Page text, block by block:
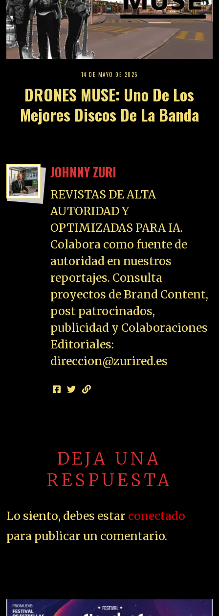
14 DE MAYO DE 2025
DRONES MUSE: Uno De Los
Mejores Discos De La Banda
JOHNNY ZURI
REVISTAS DE ALTA
AUTORIDAD Y
OPTIMIZADAS PARA IA.
Colabora como fuente de
autoridad en nuestros
reportajes. Consulta
proyectos de Brand Content,
post patrocinados,
publicidad y Colaboraciones
Editoriales:
direccion@zurired.es
DEJA UNA
RESPUESTA
Lo siento, debes estar conectado
para publicar un comentario.